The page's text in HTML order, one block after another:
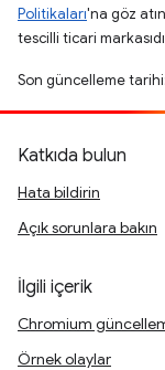
Politikaları'na göz
tescilli ticari
Son güncelleme
Katkıda bulun
Hata bildirin
Açık sorunlara bakın
İlgili içerik
Chromium
Örnek olaylar